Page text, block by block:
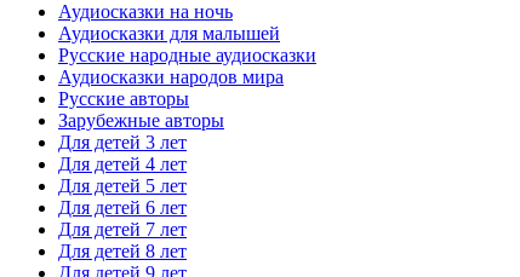
Аудиосказки на ночь
Аудиосказки для малышей
Русские народные аудиосказки
Аудиосказки народов мира
Русские авторы
Зарубежные авторы
Для детей 3 лет
Для детей 4 лет
Для детей 5 лет
Для детей 6 лет
Для детей 7 лет
Для детей 8 лет